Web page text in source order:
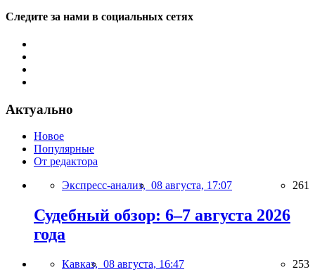
Следите за нами в социальных сетях
Актуально
Новое
Популярные
От редактора
Экспресс-анализ, 08 августа, 17:07 261
Судебный обзор: 6–7 августа 2026
года
Кавказ, 08 августа, 16:47 253